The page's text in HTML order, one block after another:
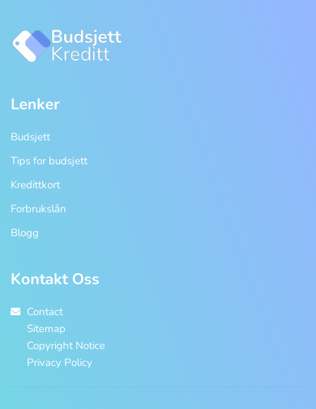
Lenker
Budsjett
Tips for budsjett
Kredittkort
Forbrukslån
Blogg
Kontakt Oss
Contact
Sitemap
Copyright Notice
Privacy Policy